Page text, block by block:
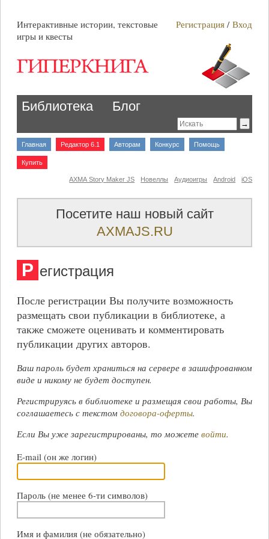
Интерактивные истории, текстовые
игры и квесты
Регистрация /Вход
Библиотека Блог
Главная Редактор 6.1 Авторам Конкурс Помощь
Купить
iOS
Android
Аудиоигры
Новеллы
AXMA Story Maker JS
Посетите наш новый сайт
AXMAJS.RU
Р егистрация
После регистрации Вы получите возможность
размещать свои публикации в библиотеке, а
также сможете оценивать и комментировать
публикации других авторов.
Ваш пароль будет храниться на сервере в зашифрованном
виде и никому не будет доступен.
Регистрируясь в библиотеке и размещая свои работы, Вы
соглашаетесь с текстом договора-оферты.
Если Вы уже зарегистрированы, то можете войти.
E-mail (он же логин)
Пароль (не менее 6-ти символов)
Имя и фамилия (не обязательно)